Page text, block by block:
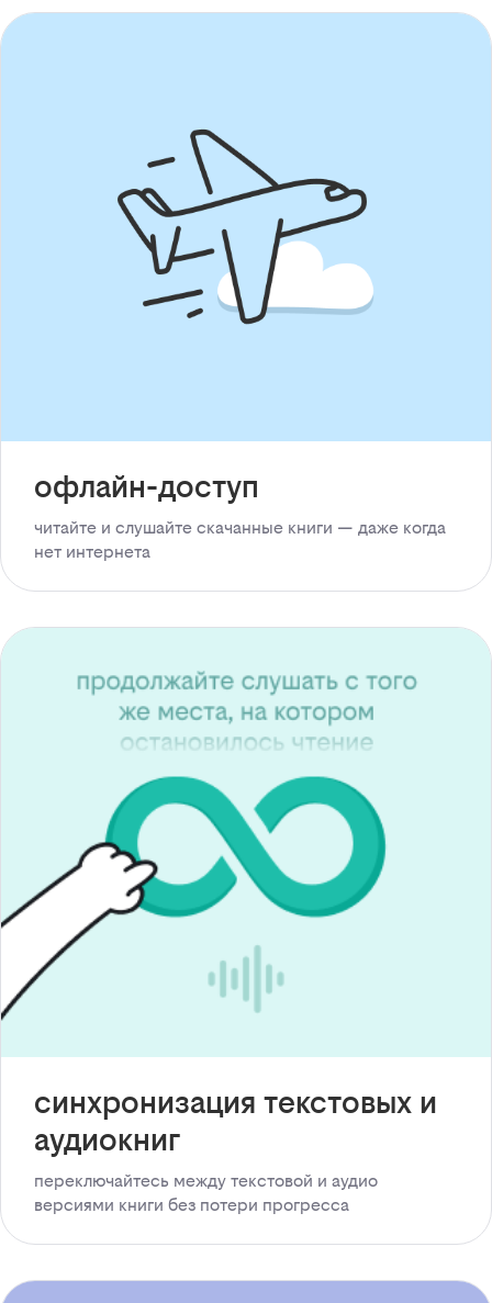
офлайн-доступ
читайте и слушайте скачанные книги — даже когда
нет интернета
синхронизация текстовых и
аудиокниг
переключайтесь между текстовой и аудио
версиями книги без потери прогресса